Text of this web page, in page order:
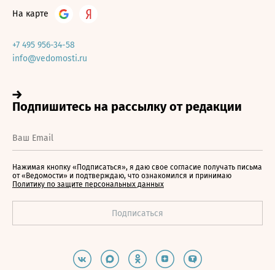
На карте
+7 495 956-34-58
info@vedomosti.ru
Нажимая кнопку «Подписаться», я даю свое согласие получать письма
от «Ведомости» и подтверждаю, что ознакомился и принимаю
Политику по защите персональных данных